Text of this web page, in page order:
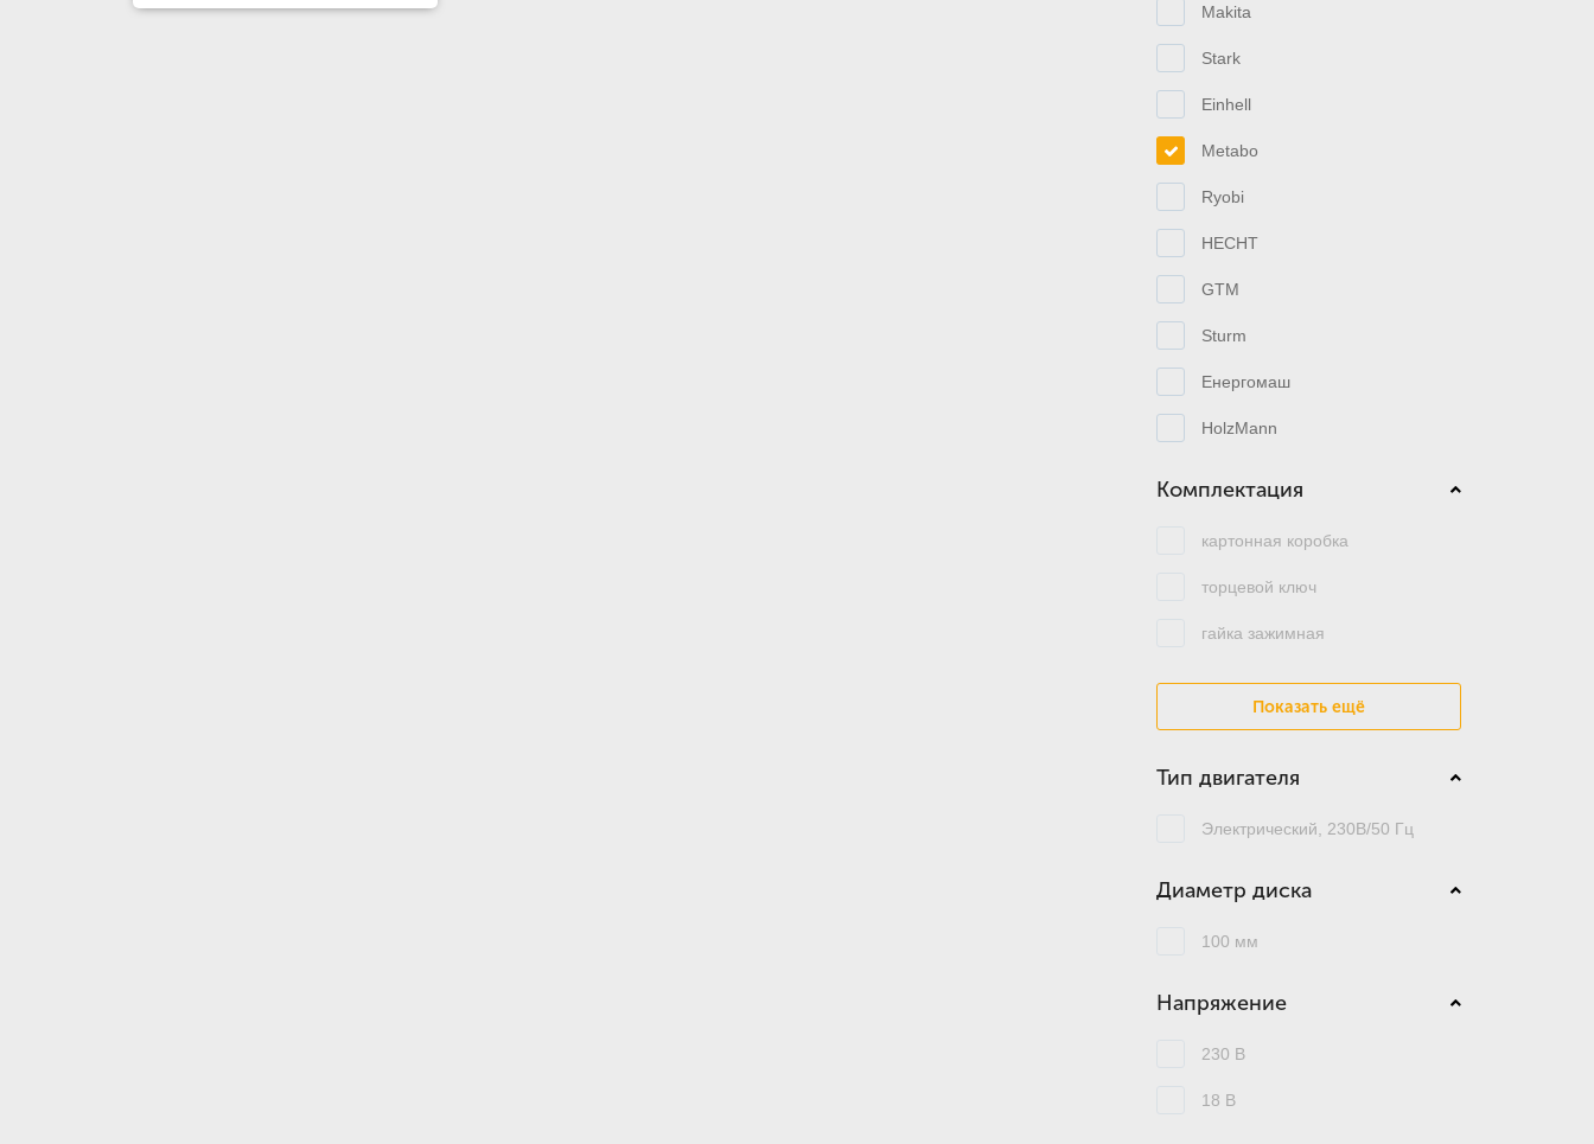
Makita
Stark
Einhell
Metabo
Ryobi
HECHT
GTM
Sturm
Енергомаш
HolzMann
Комплектация
картонная коробка
торцевой ключ
гайка зажимная
Показать ещё
Тип двигателя
Электрический, 230В/50 Гц
Диаметр диска
100 мм
Напряжение
230 В
18 В